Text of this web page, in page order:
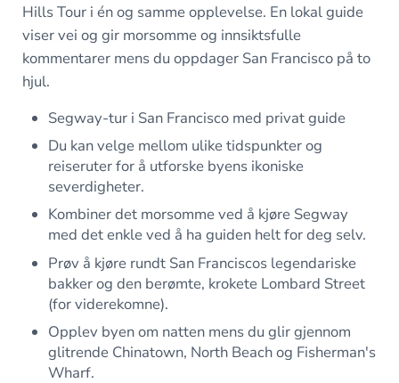
Hills Tour i én og samme opplevelse. En lokal guide
viser vei og gir morsomme og innsiktsfulle
kommentarer mens du oppdager San Francisco på to
hjul.
Segway-tur i San Francisco med privat guide
Du kan velge mellom ulike tidspunkter og
reiseruter for å utforske byens ikoniske
severdigheter.
Kombiner det morsomme ved å kjøre Segway
med det enkle ved å ha guiden helt for deg selv.
Prøv å kjøre rundt San Franciscos legendariske
bakker og den berømte, krokete Lombard Street
(for viderekomne).
Opplev byen om natten mens du glir gjennom
glitrende Chinatown, North Beach og Fisherman's
Wharf.